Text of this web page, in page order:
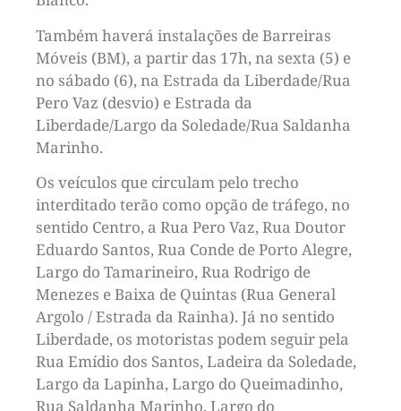
Também haverá instalações de Barreiras
Móveis (BM), a partir das 17h, na sexta (5) e
no sábado (6), na Estrada da Liberdade/Rua
Pero Vaz (desvio) e Estrada da
Liberdade/Largo da Soledade/Rua Saldanha
Marinho.
Os veículos que circulam pelo trecho
interditado terão como opção de tráfego, no
sentido Centro, a Rua Pero Vaz, Rua Doutor
Eduardo Santos, Rua Conde de Porto Alegre,
Largo do Tamarineiro, Rua Rodrigo de
Menezes e Baixa de Quintas (Rua General
Argolo / Estrada da Rainha). Já no sentido
Liberdade, os motoristas podem seguir pela
Rua Emídio dos Santos, Ladeira da Soledade,
Largo da Lapinha, Largo do Queimadinho,
Rua Saldanha Marinho, Largo do